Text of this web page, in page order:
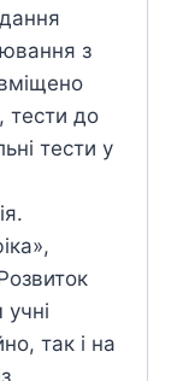
з
тести до
тести у
так і на